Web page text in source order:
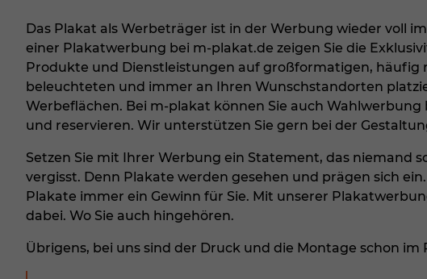
Das Plakat als Werbeträger ist in der Werbung wieder voll
einer Plakatwerbung bei m-plakat.de zeigen Sie die
Produkte und Dienstleistungen auf großformatigen, häufig
beleuchteten und immer an Ihren Wunschstandorten
Werbeflächen. Bei m-plakat können Sie auch
und reservieren. Wir unterstützen Sie gern bei der
Setzen Sie mit Ihrer Werbung ein Statement, das niemand
vergisst. Denn Plakate werden gesehen und prägen sich
Plakate immer ein Gewinn für Sie. Mit unserer
dabei. Wo Sie auch hingehören.
Übrigens, bei uns sind der Druck und die Montage schon im